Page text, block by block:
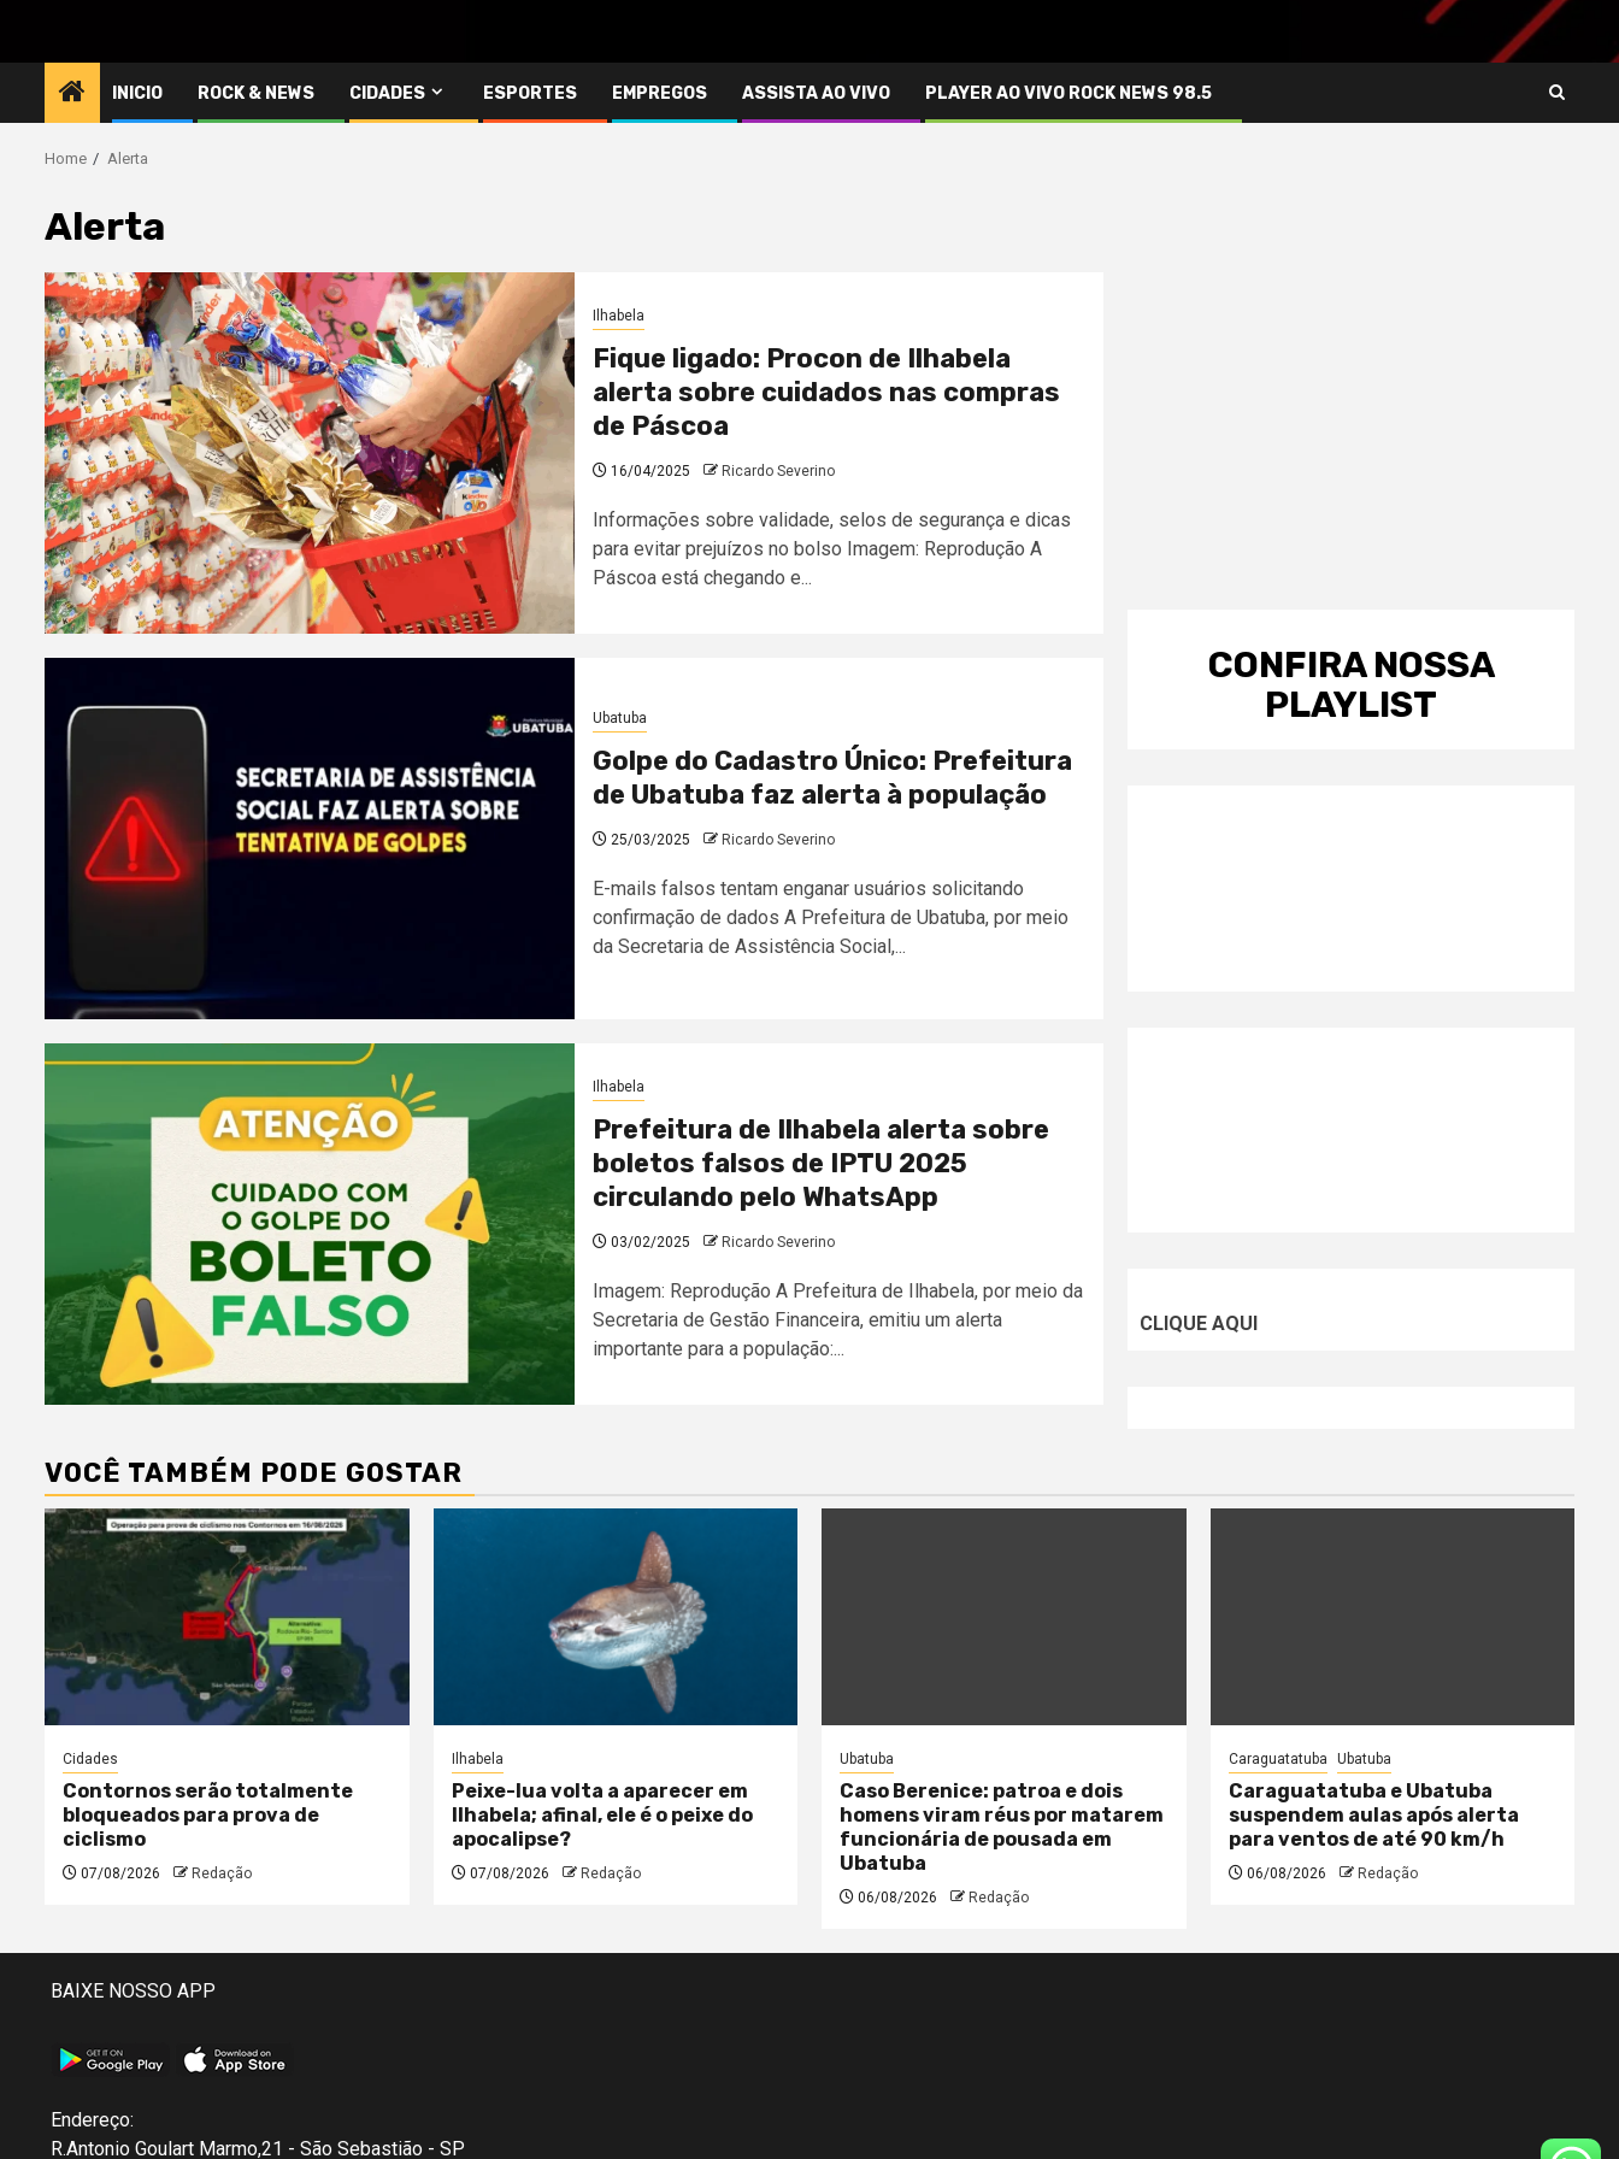
INICIO ROCK & NEWS CIDADES ESPORTES EMPREGOS ASSISTA AO VIVO PLAYER AO VIVO ROCK NEWS 98.5
Home Alerta
Alerta
Ilhabela
Fique ligado: Procon de Ilhabela
alerta sobre cuidados nas compras
de Páscoa
16/04/2025 Ricardo Severino
Informações sobre validade, selos de segurança e dicas
para evitar prejuízos no bolso Imagem: Reprodução A
Páscoa está chegando e...
Ubatuba
Golpe do Cadastro Único: Prefeitura
de Ubatuba faz alerta à população
25/03/2025 Ricardo Severino
E-mails falsos tentam enganar usuários solicitando
confirmação de dados A Prefeitura de Ubatuba, por meio
da Secretaria de Assistência Social,...
Ilhabela
Prefeitura de Ilhabela alerta sobre
boletos falsos de IPTU 2025
circulando pelo WhatsApp
03/02/2025 Ricardo Severino
Imagem: Reprodução A Prefeitura de Ilhabela, por meio da
Secretaria de Gestão Financeira, emitiu um alerta
importante para a população:...
CONFIRA NOSSA
PLAYLIST
CLIQUE AQUI
VOCÊ TAMBÉM PODE GOSTAR
Cidades
Contornos serão totalmente
bloqueados para prova de
ciclismo
07/08/2026 Redação
Ilhabela
Peixe-lua volta a aparecer em
Ilhabela; afinal, ele é o peixe do
apocalipse?
07/08/2026 Redação
Ubatuba
Caso Berenice: patroa e dois
homens viram réus por matarem
funcionária de pousada em
Ubatuba
06/08/2026 Redação
Caraguatatuba Ubatuba
Caraguatatuba e Ubatuba
suspendem aulas após alerta
para ventos de até 90 km/h
06/08/2026 Redação
BAIXE NOSSO APP
Endereço:
R.Antonio Goulart Marmo,21 - São Sebastião - SP